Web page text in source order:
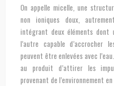
On appelle micelle, une
non ioniques doux,
intégrant deux éléments dont
l’autre capable d’accrocher
peuvent être enlevées avec
au produit d’attirer les
provenant de l’environnement